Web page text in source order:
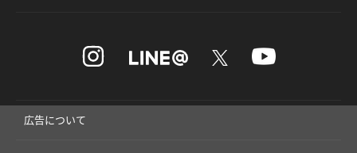
広告について